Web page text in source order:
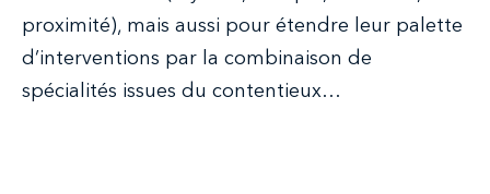
proximité), mais aussi pour étendre leur palette
d’interventions par la combinaison de
spécialités issues du contentieux…